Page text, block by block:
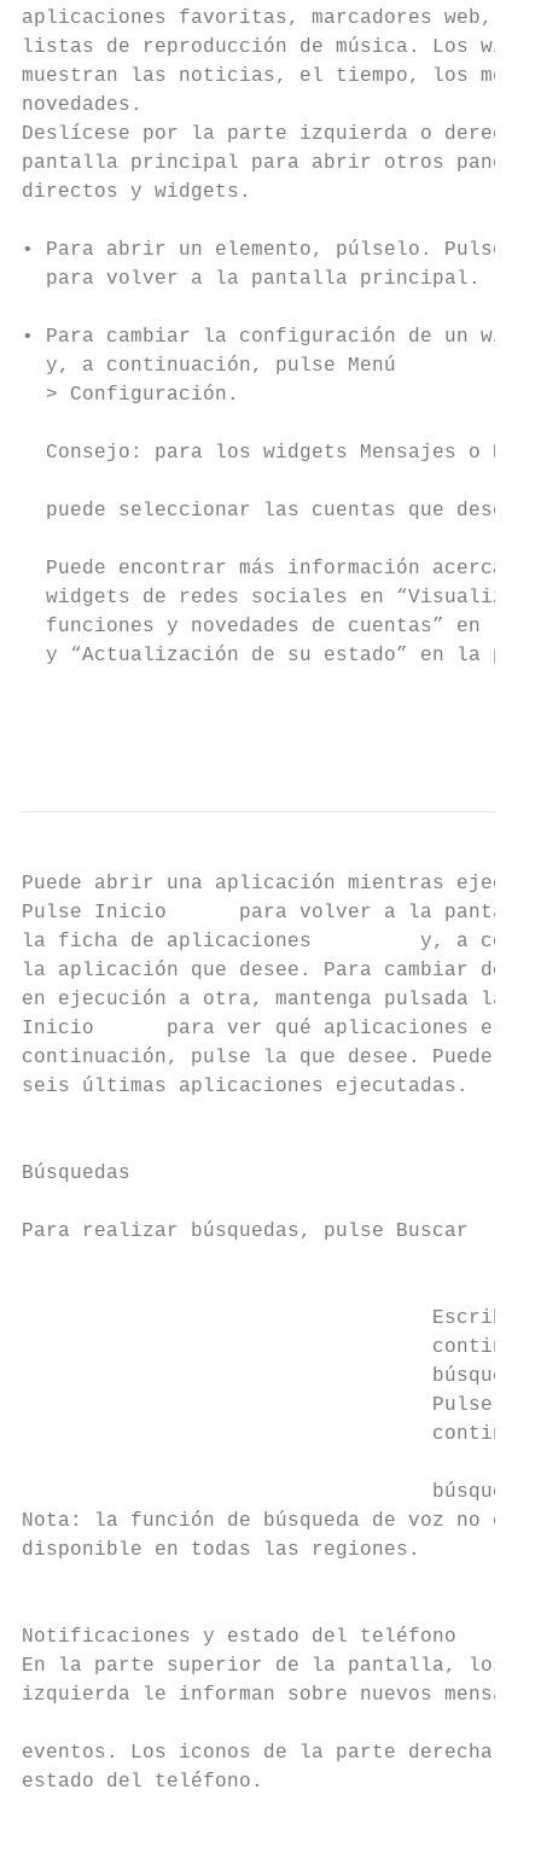
aplicaciones favoritas, marcadores web,
listas de reproducción de música. Los
muestran las noticias, el tiempo, los
novedades.
Deslícese por la parte izquierda o
pantalla principal para abrir otros
directos y widgets.
• Para abrir un elemento, púlselo. Pulse
para volver a la pantalla principal.
• Para cambiar la configuración de un
y, a continuación, pulse Menú
> Configuración.
Consejo: para los widgets Mensajes o
puede seleccionar las cuentas que desee
Puede encontrar más información acerca
widgets de redes sociales en
funciones y novedades de cuentas” en la
y “Actualización de su estado” en la
Puede abrir una aplicación mientras
Pulse Inicio      para volver a la pantalla
la ficha de aplicaciones         y, a
la aplicación que desee. Para cambiar
en ejecución a otra, mantenga
Inicio      para ver qué aplicaciones
continuación, pulse la que desee.
seis últimas aplicaciones
Búsquedas
Para realizar búsquedas, pulse
Escriba
                                  búsqueda.
Pulse el
Nota: la función de búsqueda de voz no está
disponible en todas las regiones.
Notificaciones y estado del
En la parte superior de la pantalla,
izquierda le informan sobre nuevos
eventos. Los iconos de la parte derecha
estado del teléfono.